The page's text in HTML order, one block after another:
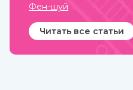
Фен-шуй
Читать все статьи